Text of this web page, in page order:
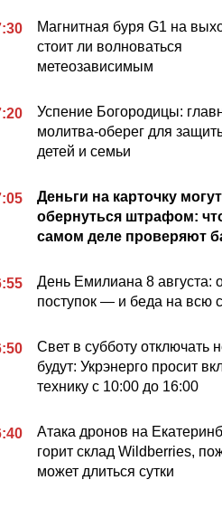
Магнитная буря G1 на
стоит ли волноваться
метеозависимым
Успение Богородицы:
молитва-оберег для
детей и семьи
Деньги на карточку могут
обернуться штрафом:
самом деле проверяют
День Емилиана 8 августа:
поступок — и беда на всю
Свет в субботу отключать
будут: Укрэнерго просит
технику с 10:00 до 16:00
Атака дронов на
горит склад Wildberries,
может длиться сутки